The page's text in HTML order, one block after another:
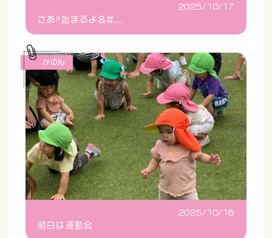
2025/10/17
さあ‼️始まるよ&#...
2025/10/16
明日は運動会
かのん